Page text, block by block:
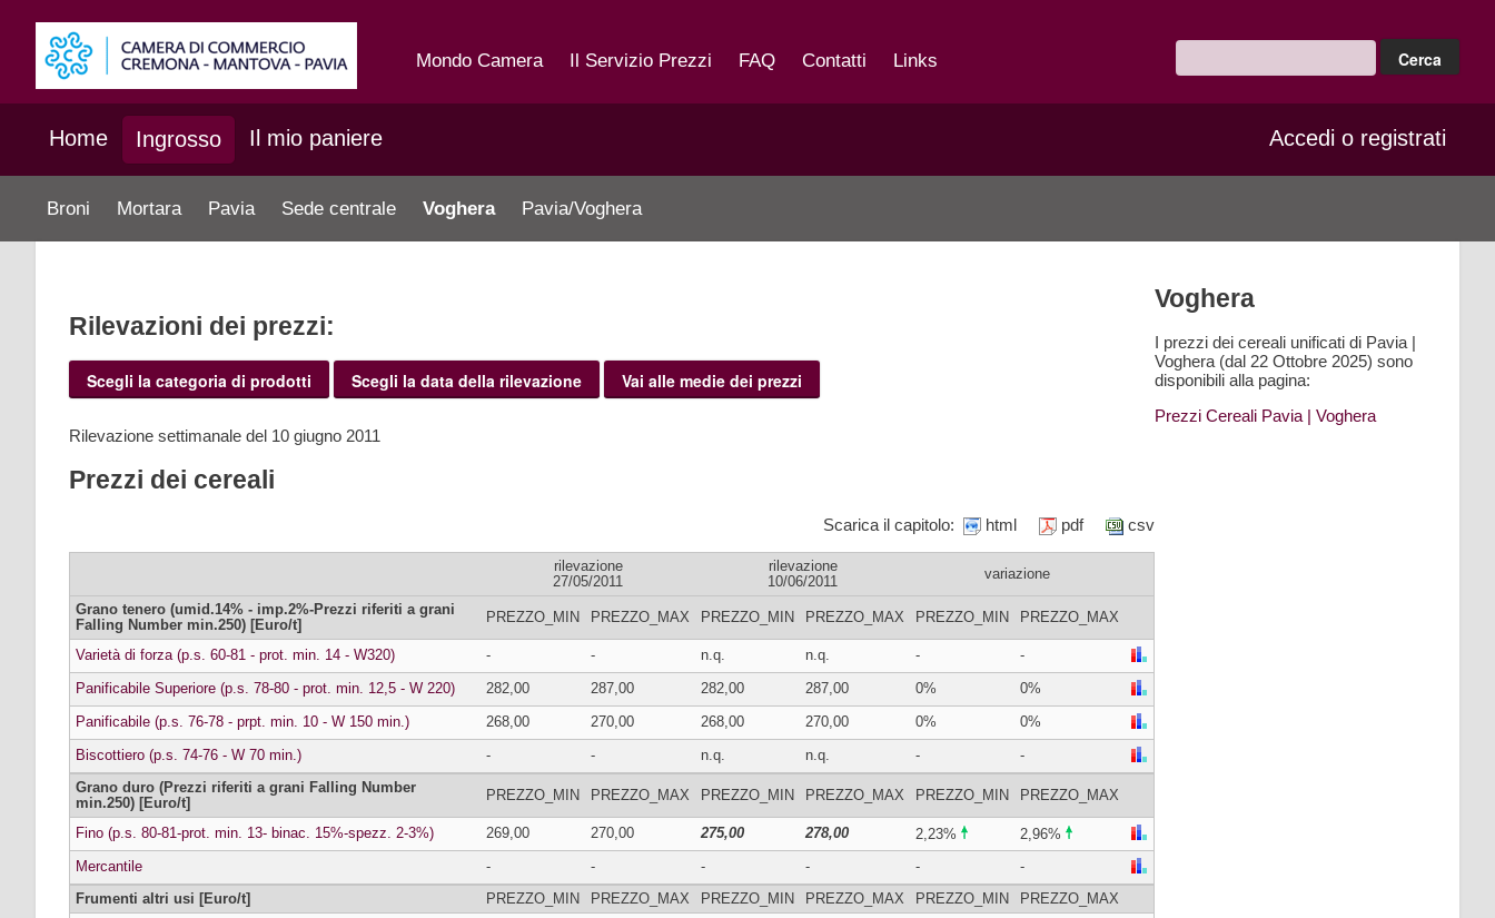
Mondo Camera Il Servizio Prezzi FAQ Contatti Links
Home Ingrosso Il mio paniere Accedi o registrati
Broni Mortara Pavia Sede centrale Voghera Pavia/Voghera
Rilevazioni dei prezzi:
Scegli la categoria di prodotti Scegli la data della rilevazione Vai alle medie dei prezzi
Rilevazione settimanale del 10 giugno 2011
Prezzi dei cereali
Scarica il capitolo: html pdf csv
rilevazione
27/05/2011
rilevazione
10/06/2011
variazione
Grano tenero (umid.14% - imp.2%-Prezzi riferiti a grani
Falling Number min.250) [Euro/t]
PREZZO_MIN PREZZO_MAX PREZZO_MIN PREZZO_MAX PREZZO_MIN PREZZO_MAX
Varietà di forza (p.s. 60-81 - prot. min. 14 - W320) - - n.q. n.q. -
-
Panificabile Superiore (p.s. 78-80 - prot. min. 12,5 - W 220)
282,00 287,00 282,00 287,00 0%
0%
Panificabile (p.s. 76-78 - prpt. min. 10 - W 150 min.)
268,00 270,00 268,00 270,00 0%
0%
Biscottiero (p.s. 74-76 - W 70 min.)
- - n.q. n.q. -
-
Grano duro (Prezzi riferiti a grani Falling Number
min.250) [Euro/t]
PREZZO_MIN PREZZO_MAX PREZZO_MIN PREZZO_MAX PREZZO_MIN PREZZO_MAX
Fino (p.s. 80-81-prot. min. 13- binac. 15%-spezz. 2-3%) 269,00 270,00 275,00 278,00 2,23%
2,96%
Mercantile
- - - - -
-
Frumenti altri usi [Euro/t]
PREZZO_MIN PREZZO_MAX PREZZO_MIN PREZZO_MAX PREZZO_MIN
PREZZO_MAX
Voghera
I prezzi dei cereali unificati di Pavia |
Voghera (dal 22 Ottobre 2025) sono
disponibili alla pagina:
Prezzi Cereali Pavia | Voghera